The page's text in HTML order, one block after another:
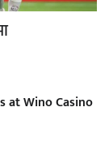
at Wino Casino